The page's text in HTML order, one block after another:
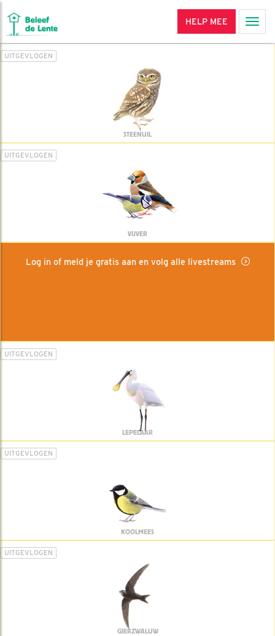
HELP MEE
UITGEVLOGEN
STEENUIL
UITGEVLOGEN
VIJVER
Log in of meld je gratis aan en volg alle livestreams
UITGEVLOGEN
LEPELAAR
UITGEVLOGEN
KOOLMEES
UITGEVLOGEN
GIERZWALUW